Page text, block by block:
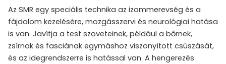
Az SMR egy speciális technika az izommerevség és a
fájdalom kezelésére, mozgásszervi és neurológiai hatása
is van. Javítja a test szöveteinek, például a bőrnek,
zsírnak és fasciának egymáshoz viszonyított csúszását,
és az idegrendszerre is hatással van. A hengerezés